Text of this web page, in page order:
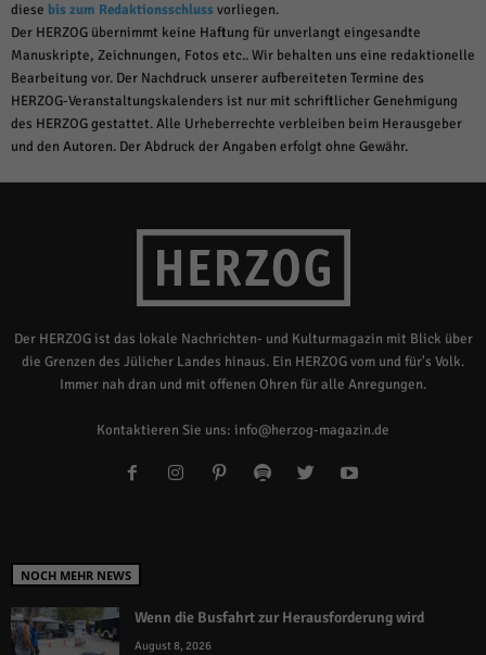
diese bis zum Redaktionsschlussvorliegen.
Der HERZOG übernimmt keine Haftung für unverlangt eingesandte
Manuskripte, Zeichnungen, Fotos etc.. Wir behalten uns eine redaktionelle
Bearbeitung vor. Der Nachdruck unserer aufbereiteten Termine des
HERZOG-Veranstaltungskalenders ist nur mit schriftlicher Genehmigung
des HERZOG gestattet. Alle Urheberrechte verbleiben beim Herausgeber
und den Autoren. Der Abdruck der Angaben erfolgt ohne Gewähr.
Der HERZOG ist das lokale Nachrichten- und Kulturmagazin mit Blick über
die Grenzen des Jülicher Landes hinaus. Ein HERZOG vom und für's Volk.
Immer nah dran und mit offenen Ohren für alle Anregungen.
Kontaktieren Sie uns: info@herzog-magazin.de
NOCH MEHR NEWS
Wenn die Busfahrt zur Herausforderung wird
August 8, 2026